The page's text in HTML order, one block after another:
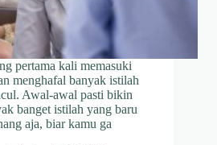
pertama kali memasuki
menghafal banyak istilah
Awal-awal pasti bikin
banget istilah yang baru
aja, biar kamu ga